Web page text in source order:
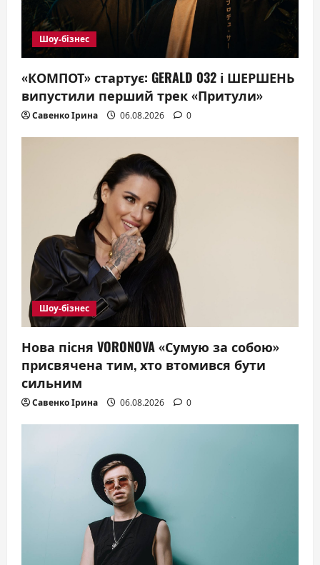
Шоу-бізнес
«КОМПОТ» стартує: GERALD 032 і ШЕРШЕНЬ
випустили перший трек «Притули»
Савенко Ірина 06.08.2026 0
Шоу-бізнес
Нова пісня VORONOVA «Сумую за собою»
присвячена тим, хто втомився бути
сильним
Савенко Ірина 06.08.2026 0